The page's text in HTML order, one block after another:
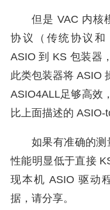
但是 VAC 内核
协议（传统协议和
ASIO 到 KS 包装器
此类包装器将 ASIO
ASIO4ALL足够高效
比上面描述的 ASIO-
如果有准确的测
性能明显低于直接
现本机 ASIO 驱动
据，请分享。